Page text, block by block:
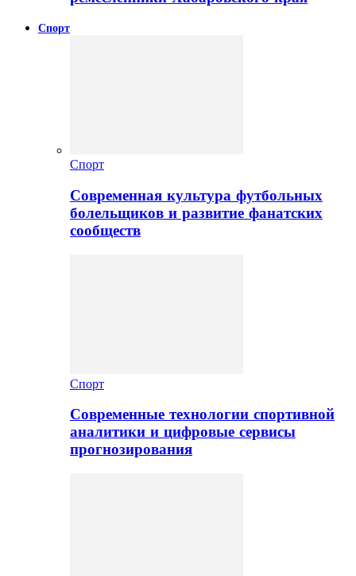
Спорт
Спорт
Современная культура футбольных
болельщиков и развитие фанатских
сообществ
Спорт
Современные технологии спортивной
аналитики и цифровые сервисы
прогнозирования